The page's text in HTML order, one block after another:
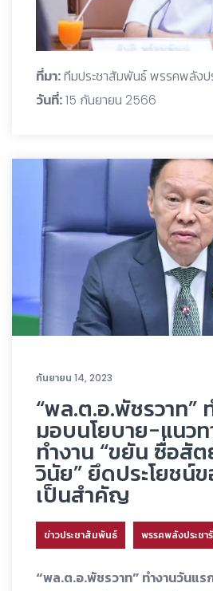
ที่มา:ทีมประชาสัมพันธ์ พรรคพลังป
วันที่:15 กันยายน 2566
กันยายน 14, 2023
“พล.ต.อ.พัชรวาท”
มอบนโยบาย-แนวท
ทำงาน “ขยัน ซื่อสั
วินัย” ยึดประโยชน์
เป็นสำคัญ
ข่าวประชาสัมพันธ์ พรรคพลังประชา
“พล.ต.อ.พัชรวาท” ทำงานวันแร